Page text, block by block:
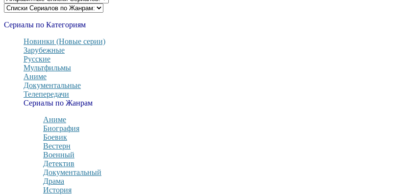
Сериалы по Категориям
Новинки (Новые серии)
Зарубежные
Русские
Мультфильмы
Аниме
Документальные
Телепередачи
Сериалы по Жанрам
Аниме
Биография
Боевик
Вестерн
Военный
Детектив
Документальный
Драма
История